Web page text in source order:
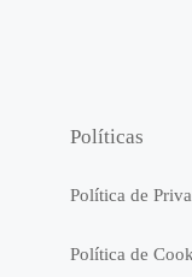
Políticas
Política de
Política de